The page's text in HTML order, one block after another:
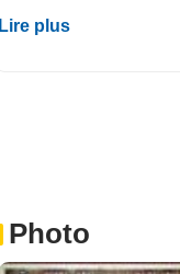
Lire plus
Photo